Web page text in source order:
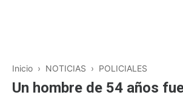
Inicio › NOTICIAS › POLICIALES
Un hombre de 54 años